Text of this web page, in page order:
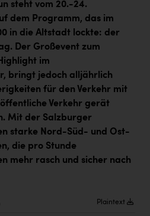
Dr. Loimer
GmbH
Motorhotels
steht vom 20.-24.
dem Programm, das im
in die Altstadt lockte: der
Der Großevent zum
im
bringt jedoch alljährlich
für den Verkehr mit
Verkehr gerät
Mit der Salzburger
starke Nord-Süd- und Ost-
die pro Stunde
mehr rasch und sicher nach
Plaintext